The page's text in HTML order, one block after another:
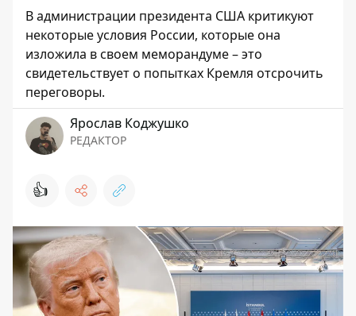
В администрации президента США критикуют
некоторые условия России, которые она
изложила в своем меморандуме – это
свидетельствует о попытках Кремля отсрочить
переговоры.
Ярослав Коджушко
РЕДАКТОР
👍